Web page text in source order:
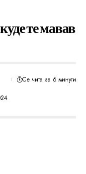
те мавав
Се чита за 6 минути